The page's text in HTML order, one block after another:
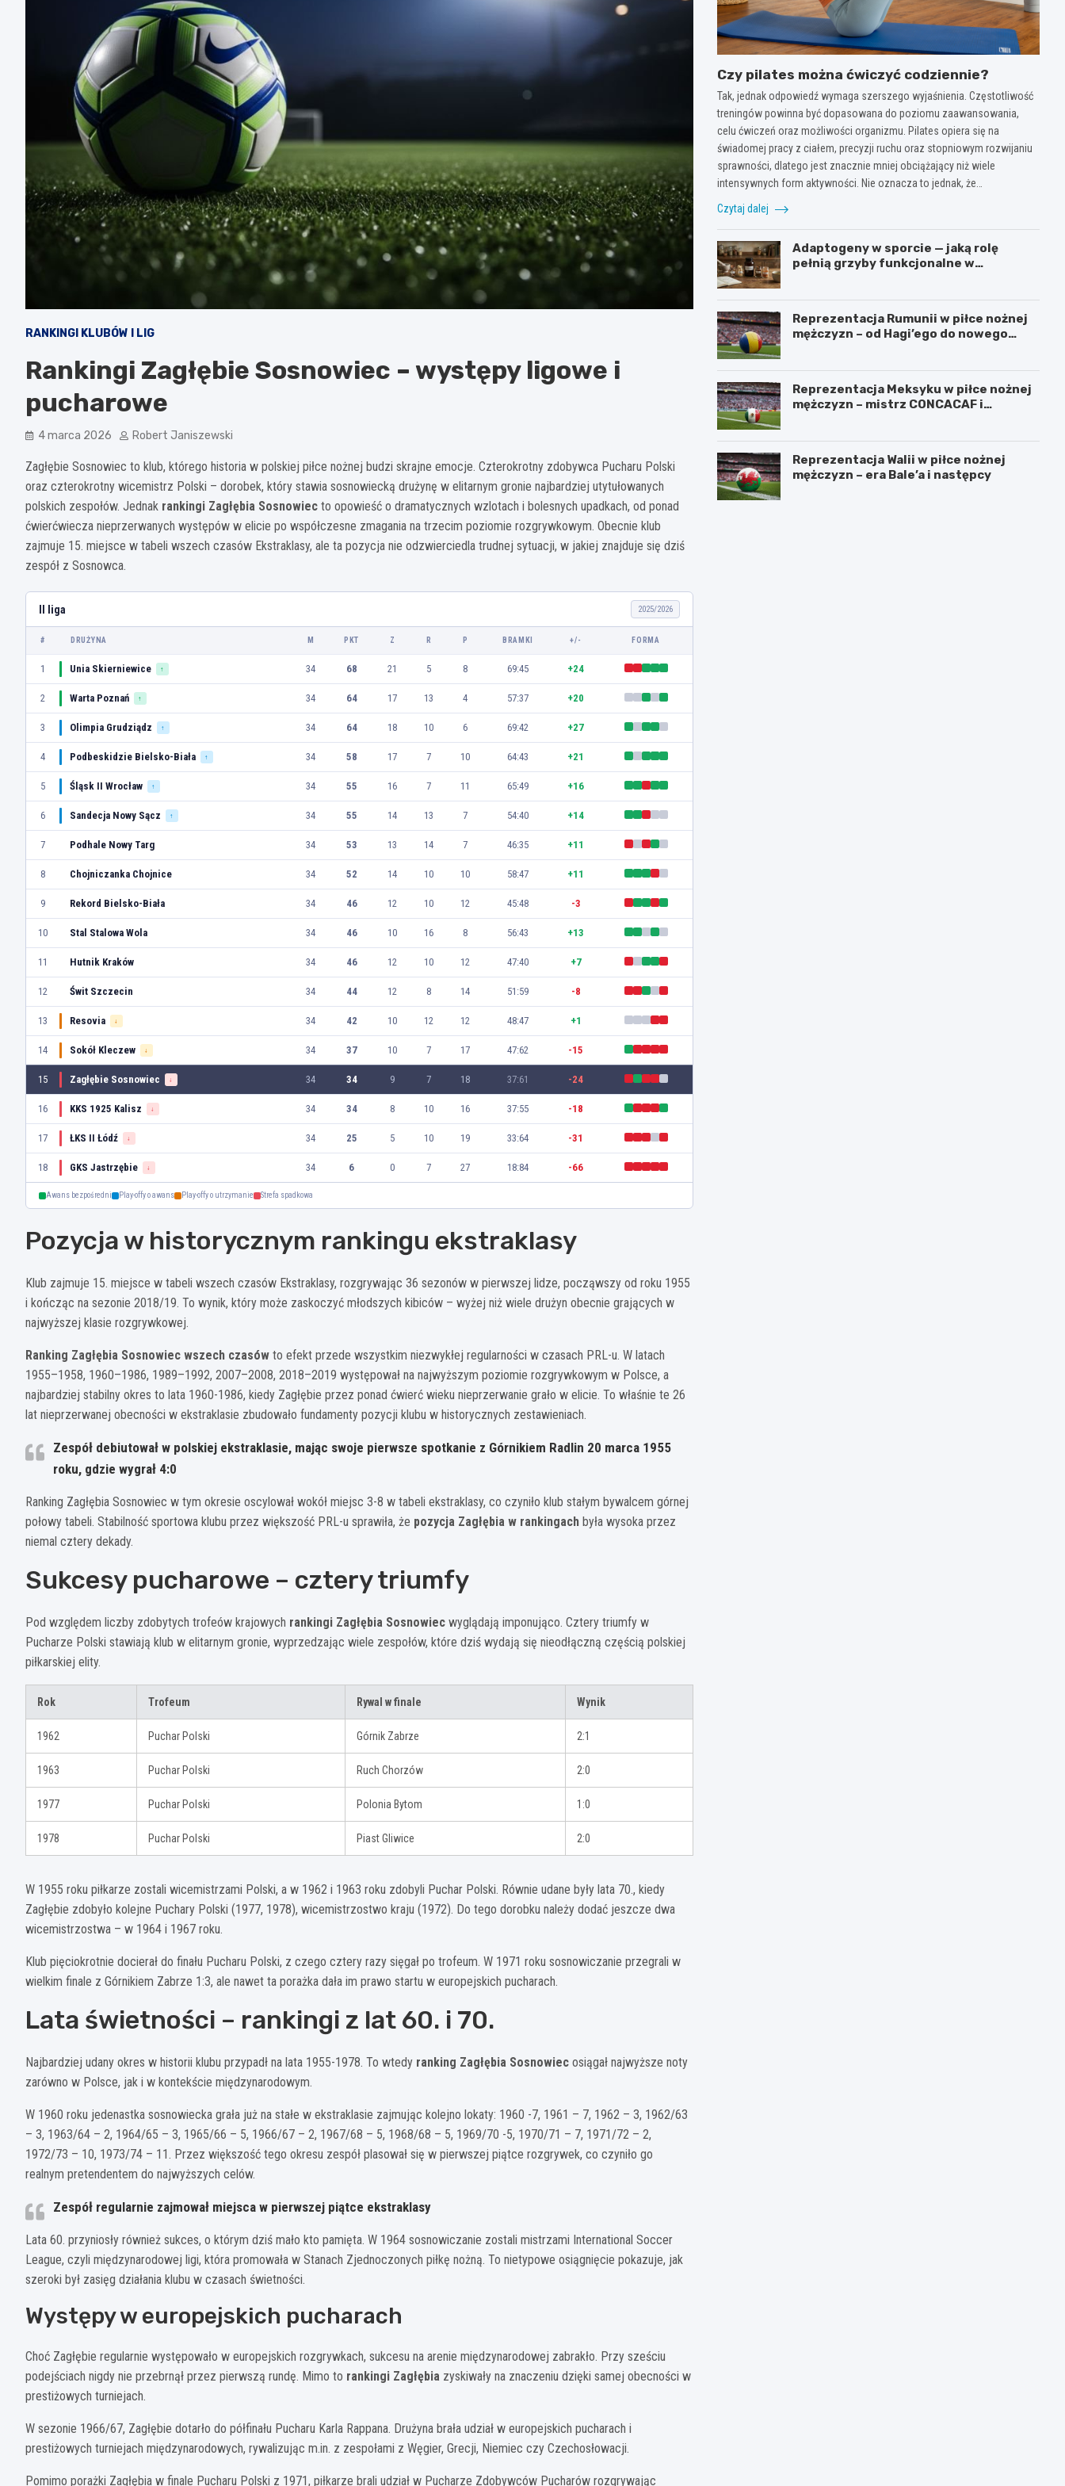
RANKINGI KLUBÓW I LIG
Rankingi Zagłębie Sosnowiec – występy ligowe i
pucharowe
4 marca 2026 Robert Janiszewski
Zagłębie Sosnowiec to klub, którego historia w polskiej piłce nożnej budzi skrajne emocje. Czterokrotny zdobywca Pucharu Polski
oraz czterokrotny wicemistrz Polski – dorobek, który stawia sosnowiecką drużynę w elitarnym gronie najbardziej utytułowanych
polskich zespołów. Jednak rankingi Zagłębia Sosnowiec to opowieść o dramatycznych wzlotach i bolesnych upadkach, od ponad
ćwierćwiecza nieprzerwanych występów w elicie po współczesne zmagania na trzecim poziomie rozgrywkowym. Obecnie klub
zajmuje 15. miejsce w tabeli wszech czasów Ekstraklasy, ale ta pozycja nie odzwierciedla trudnej sytuacji, w jakiej znajduje się dziś
zespół z Sosnowca.
II liga 2025/2026
# DRUŻYNA M PKT Z R P BRAMKI +/- FORMA
1 Unia Skierniewice ↑ 34 68 21 5 8 69:45 +24
2 Warta Poznań ↑ 34 64 17 13 4 57:37 +20
3 Olimpia Grudziądz ↑ 34 64 18 10 6 69:42 +27
4 Podbeskidzie Bielsko-Biała ↑ 34 58 17 7 10 64:43 +21
5 Śląsk II Wrocław ↑ 34 55 16 7 11 65:49 +16
6 Sandecja Nowy Sącz ↑ 34 55 14 13 7 54:40 +14
7 Podhale Nowy Targ 34 53 13 14 7 46:35 +11
8 Chojniczanka Chojnice 34 52 14 10 10 58:47 +11
9 Rekord Bielsko-Biała 34 46 12 10 12 45:48 -3
10 Stal Stalowa Wola 34 46 10 16 8 56:43 +13
11 Hutnik Kraków 34 46 12 10 12 47:40 +7
12 Świt Szczecin 34 44 12 8 14 51:59 -8
13 Resovia ↓ 34 42 10 12 12 48:47 +1
14 Sokół Kleczew ↓ 34 37 10 7 17 47:62 -15
15 Zagłębie Sosnowiec ↓ 34 34 9 7 18 37:61 -24
16 KKS 1925 Kalisz ↓ 34 34 8 10 16 37:55 -18
17 ŁKS II Łódź ↓ 34 25 5 10 19 33:64 -31
18 GKS Jastrzębie ↓ 34 6 0 7 27 18:84 -66
Awans bezpośredni Play-offy o awans Play-offy o utrzymanie Strefa spadkowa
Pozycja w historycznym rankingu ekstraklasy
Klub zajmuje 15. miejsce w tabeli wszech czasów Ekstraklasy, rozgrywając 36 sezonów w pierwszej lidze, począwszy od roku 1955
i kończąc na sezonie 2018/19. To wynik, który może zaskoczyć młodszych kibiców – wyżej niż wiele drużyn obecnie grających w
najwyższej klasie rozgrywkowej.
Ranking Zagłębia Sosnowiec wszech czasów to efekt przede wszystkim niezwykłej regularności w czasach PRL-u. W latach
1955–1958, 1960–1986, 1989–1992, 2007–2008, 2018–2019 występował na najwyższym poziomie rozgrywkowym w Polsce, a
najbardziej stabilny okres to lata 1960-1986, kiedy Zagłębie przez ponad ćwierć wieku nieprzerwanie grało w elicie. To właśnie te 26
lat nieprzerwanej obecności w ekstraklasie zbudowało fundamenty pozycji klubu w historycznych zestawieniach.
Zespół debiutował w polskiej ekstraklasie, mając swoje pierwsze spotkanie z Górnikiem Radlin 20 marca 1955
roku, gdzie wygrał 4:0
Ranking Zagłębia Sosnowiec w tym okresie oscylował wokół miejsc 3-8 w tabeli ekstraklasy, co czyniło klub stałym bywalcem górnej
połowy tabeli. Stabilność sportowa klubu przez większość PRL-u sprawiła, że pozycja Zagłębia w rankingach była wysoka przez
niemal cztery dekady.
Sukcesy pucharowe – cztery triumfy
Pod względem liczby zdobytych trofeów krajowych rankingi Zagłębia Sosnowiec wyglądają imponująco. Cztery triumfy w
Pucharze Polski stawiają klub w elitarnym gronie, wyprzedzając wiele zespołów, które dziś wydają się nieodłączną częścią polskiej
piłkarskiej elity.
Rok Trofeum Rywal w finale Wynik
1962 Puchar Polski Górnik Zabrze 2:1
1963 Puchar Polski Ruch Chorzów 2:0
1977 Puchar Polski Polonia Bytom 1:0
1978 Puchar Polski Piast Gliwice 2:0
W 1955 roku piłkarze zostali wicemistrzami Polski, a w 1962 i 1963 roku zdobyli Puchar Polski. Równie udane były lata 70., kiedy
Zagłębie zdobyło kolejne Puchary Polski (1977, 1978), wicemistrzostwo kraju (1972). Do tego dorobku należy dodać jeszcze dwa
wicemistrzostwa – w 1964 i 1967 roku.
Klub pięciokrotnie docierał do finału Pucharu Polski, z czego cztery razy sięgał po trofeum. W 1971 roku sosnowiczanie przegrali w
wielkim finale z Górnikiem Zabrze 1:3, ale nawet ta porażka dała im prawo startu w europejskich pucharach.
Lata świetności – rankingi z lat 60. i 70.
Najbardziej udany okres w historii klubu przypadł na lata 1955-1978. To wtedy ranking Zagłębia Sosnowiec osiągał najwyższe noty
zarówno w Polsce, jak i w kontekście międzynarodowym.
W 1960 roku jedenastka sosnowiecka grała już na stałe w ekstraklasie zajmując kolejno lokaty: 1960 -7, 1961 – 7, 1962 – 3, 1962/63
– 3, 1963/64 – 2, 1964/65 – 3, 1965/66 – 5, 1966/67 – 2, 1967/68 – 5, 1968/68 – 5, 1969/70 -5, 1970/71 – 7, 1971/72 – 2,
1972/73 – 10, 1973/74 – 11. Przez większość tego okresu zespół plasował się w pierwszej piątce rozgrywek, co czyniło go
realnym pretendentem do najwyższych celów.
Zespół regularnie zajmował miejsca w pierwszej piątce ekstraklasy
Lata 60. przyniosły również sukces, o którym dziś mało kto pamięta. W 1964 sosnowiczanie zostali mistrzami International Soccer
League, czyli międzynarodowej ligi, która promowała w Stanach Zjednoczonych piłkę nożną. To nietypowe osiągnięcie pokazuje, jak
szeroki był zasięg działania klubu w czasach świetności.
Występy w europejskich pucharach
Choć Zagłębie regularnie występowało w europejskich rozgrywkach, sukcesu na arenie międzynarodowej zabrakło. Przy sześciu
podejściach nigdy nie przebrnął przez pierwszą rundę. Mimo to rankingi Zagłębia zyskiwały na znaczeniu dzięki samej obecności w
prestiżowych turniejach.
W sezonie 1966/67, Zagłębie dotarło do półfinału Pucharu Karla Rappana. Drużyna brała udział w europejskich pucharach i
prestiżowych turniejach międzynarodowych, rywalizując m.in. z zespołami z Węgier, Grecji, Niemiec czy Czechosłowacji.
Pomimo porażki Zagłębia w finale Pucharu Polski z 1971, piłkarze brali udział w Pucharze Zdobywców Pucharów rozgrywając
Czy pilates można ćwiczyć codziennie?
Tak, jednak odpowiedź wymaga szerszego wyjaśnienia. Częstotliwość
treningów powinna być dopasowana do poziomu zaawansowania,
celu ćwiczeń oraz możliwości organizmu. Pilates opiera się na
świadomej pracy z ciałem, precyzji ruchu oraz stopniowym rozwijaniu
sprawności, dlatego jest znacznie mniej obciążający niż wiele
intensywnych form aktywności. Nie oznacza to jednak, że…
Czytaj dalej
Adaptogeny w sporcie — jaką rolę
pełnią grzyby funkcjonalne w
Reprezentacja Rumunii w piłce nożnej
mężczyzn – od Hagi’ego do nowego
Reprezentacja Meksyku w piłce nożnej
mężczyzn – mistrz CONCACAF i
Reprezentacja Walii w piłce nożnej
mężczyzn – era Bale’a i następcy